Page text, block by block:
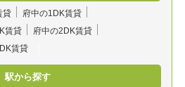
貸
府中の1DK賃貸
賃貸
府中の2DK賃貸
賃貸
駅から探す